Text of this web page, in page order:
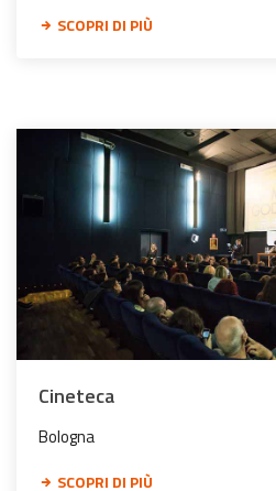
SCOPRI DI PIÙ
Cineteca
Bologna
SCOPRI DI PIÙ